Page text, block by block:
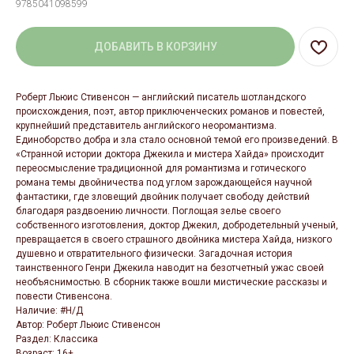
9785041098599
ДОБАВИТЬ В КОРЗИНУ
Роберт Льюис Стивенсон — английский писатель шотландского
происхождения, поэт, автор приключенческих романов и повестей,
крупнейший представитель английского неоромантизма.
Единоборство добра и зла стало основной темой его произведений. В
«Странной истории доктора Джекила и мистера Хайда» происходит
переосмысление традиционной для романтизма и готического
романа темы двойничества под углом зарождающейся научной
фантастики, где зловещий двойник получает свободу действий
благодаря раздвоению личности. Поглощая зелье своего
собственного изготовления, доктор Джекил, добродетельный ученый,
превращается в своего страшного двойника мистера Хайда, низкого
душевно и отвратительного физически. Загадочная история
таинственного Генри Джекила наводит на безотчетный ужас своей
необъяснимостью. В сборник также вошли мистические рассказы и
повести Стивенсона.
Наличие: #Н/Д
Автор: Роберт Льюис Стивенсон
Раздел: Классика